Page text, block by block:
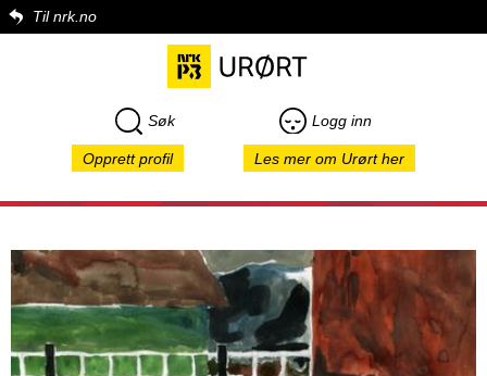
Til nrk.no
Søk Logg inn
Opprett profil Les mer om Urørt her